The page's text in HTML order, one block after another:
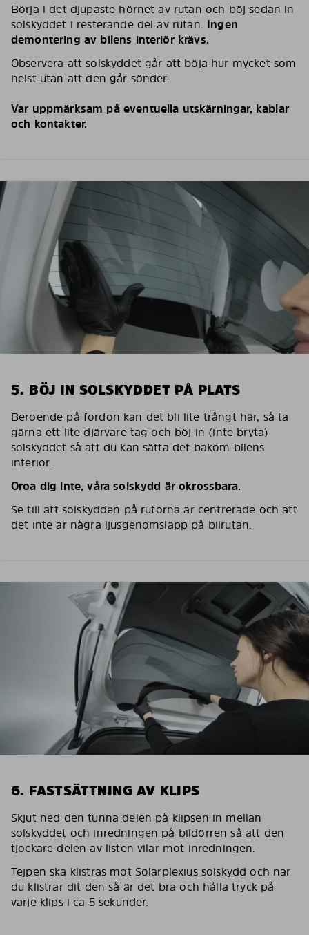
Börja i det djupaste hörnet av rutan och böj sedan in
solskyddet i resterande del av rutan. Ingen
demontering av bilens interiör krävs.
Observera att solskyddet går att böja hur mycket som
helst utan att den går sönder.
Var uppmärksam på eventuella utskärningar, kablar
och kontakter.
5. BÖJ IN SOLSKYDDET PÅ PLATS
Beroende på fordon kan det bli lite trångt här, så ta
gärna ett lite djärvare tag och böj in (inte bryta)
solskyddet så att du kan sätta det bakom bilens
interiör.
Oroa dig inte, våra solskydd är okrossbara.
Se till att solskydden på rutorna är centrerade och att
det inte är några ljusgenomsläpp på bilrutan.
6. FASTSÄTTNING AV KLIPS
Skjut ned den tunna delen på klipsen in mellan
solskyddet och inredningen på bildörren så att den
tjockare delen av listen vilar mot inredningen.
Tejpen ska klistras mot Solarplexius solskydd och när
du klistrar dit den så är det bra och hålla tryck på
varje klips i ca 5 sekunder.